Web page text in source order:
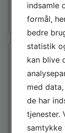
indsamle
formål,
bedre
statistik
kan blive
med
de har
tjenester.
samtykke